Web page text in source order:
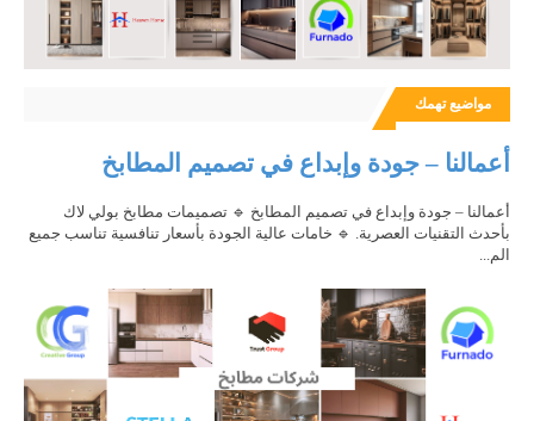
مواضيع تهمك
أعمالنا – جودة وإبداع في تصميم المطابخ
أعمالنا – جودة وإبداع في تصميم المطابخ 🔹 تصميمات مطابخ بولي لاك
بأحدث التقنيات العصرية. 🔹 خامات عالية الجودة بأسعار تنافسية تناسب جميع
الم...